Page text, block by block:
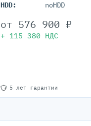
HDD:
noHDD
5 лет гарантии
от 576 900 ₽
+ 115 380 НДС